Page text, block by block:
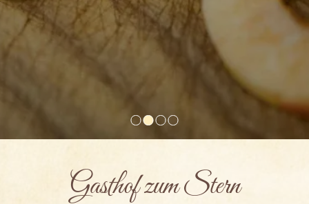
Gasthof zum Stern